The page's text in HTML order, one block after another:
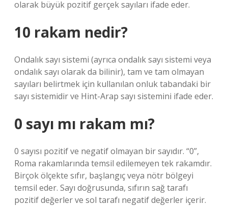
olarak büyük pozitif gerçek sayıları ifade eder.
10 rakam nedir?
Ondalık sayı sistemi (ayrıca ondalık sayı sistemi veya
ondalık sayı olarak da bilinir), tam ve tam olmayan
sayıları belirtmek için kullanılan onluk tabandaki bir
sayı sistemidir ve Hint-Arap sayı sistemini ifade eder.
0 sayı mı rakam mı?
0 sayısı pozitif ve negatif olmayan bir sayıdır. “0”,
Roma rakamlarında temsil edilemeyen tek rakamdır.
Birçok ölçekte sıfır, başlangıç ​​veya nötr bölgeyi
temsil eder. Sayı doğrusunda, sıfırın sağ tarafı
pozitif değerler ve sol tarafı negatif değerler içerir.